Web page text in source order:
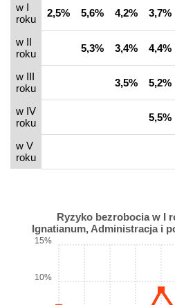
w I
roku
2,5% 5,6% 4,2% 3,7%
w II
roku
5,3% 3,4% 4,4%
w III
roku
3,5% 5,2%
w IV
roku
5,5%
w V
roku
Ryzyko bezrobocia w I
Ignatianum, Administracja i
10%
15%